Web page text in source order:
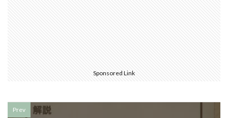
Sponsored Link
Prev